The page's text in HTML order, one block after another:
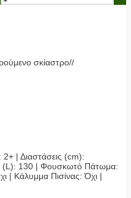
σκίαστρο//
2+ | Διαστάσεις (cm):
(L): 130 | Φουσκωτό Πάτωμα:
| Κάλυμμα Πισίνας: Όχι |